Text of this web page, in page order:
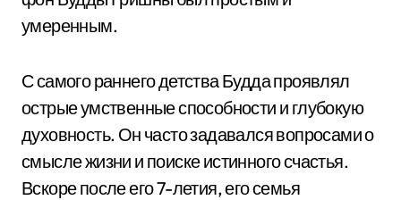
умеренным.
С самого раннего детства Будда проявлял
острые умственные способности и глубокую
духовность. Он часто задавался вопросами о
смысле жизни и поиске истинного счастья.
Вскоре после его 7-летия, его семья